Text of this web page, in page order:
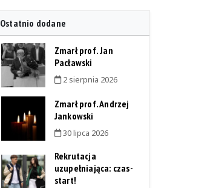
Ostatnio dodane
Zmarł prof. Jan
Pacławski
2 sierpnia 2026
Zmarł prof. Andrzej
Jankowski
30 lipca 2026
Rekrutacja
uzupełniająca: czas-
start!